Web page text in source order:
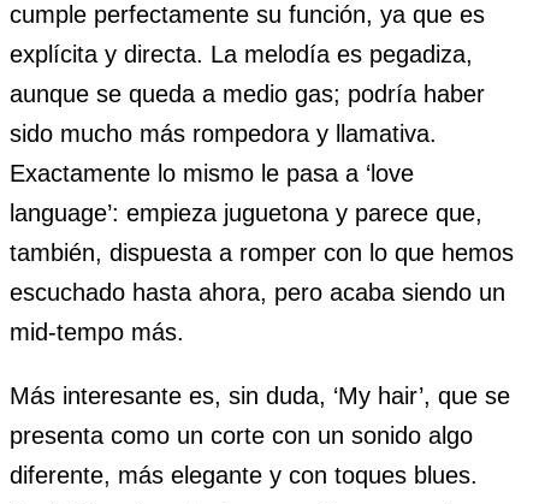
cumple perfectamente su función, ya que es
explícita y directa. La melodía es pegadiza,
aunque se queda a medio gas; podría haber
sido mucho más rompedora y llamativa.
Exactamente lo mismo le pasa a ‘love
language’: empieza juguetona y parece que,
también, dispuesta a romper con lo que hemos
escuchado hasta ahora, pero acaba siendo un
mid-tempo más.
Más interesante es, sin duda, ‘My hair’, que se
presenta como un corte con un sonido algo
diferente, más elegante y con toques blues.